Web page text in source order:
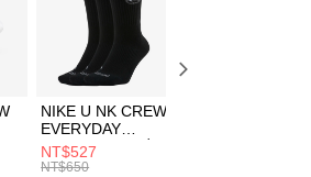
將跳轉至「AFTEE先享後
即可完成結帳。
。
中的連結，可透過四大超商
視為交易完成。
但若您需要取消訂單，請聯
仍視為有效，需透過AFTEE
費
費
NIKE U NK CREW
EVERYDAY
BBALL 3PR 男女
長統襪
NT$527
NT$650